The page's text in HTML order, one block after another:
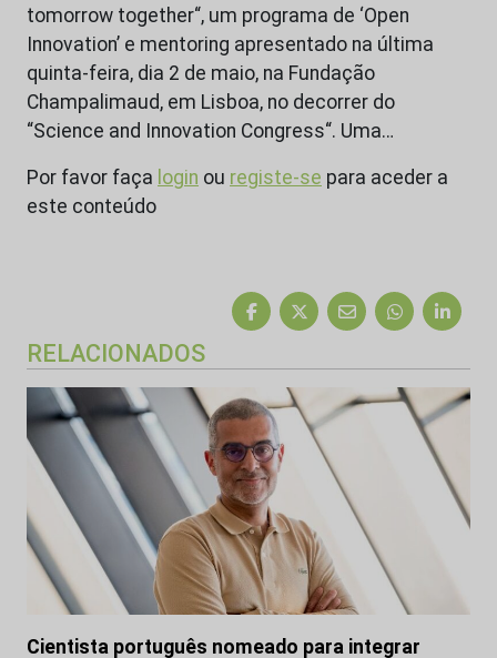
tomorrow together“, um programa de ‘Open
Innovation’ e mentoring apresentado na última
quinta-feira, dia 2 de maio, na Fundação
Champalimaud, em Lisboa, no decorrer do
“Science and Innovation Congress“. Uma…
Por favor faça login ou registe-se para aceder a
este conteúdo
RELACIONADOS
Cientista português nomeado para integrar